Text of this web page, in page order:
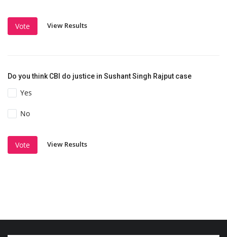
Vote View Results
Do you think CBI do justice in Sushant Singh Rajput case
Yes
No
Vote View Results